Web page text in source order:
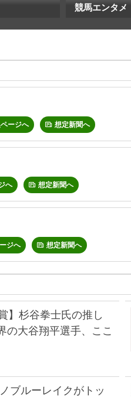
競馬エンタメ
ージへ 想定新聞へ
へ 想定新聞へ
ジへ 想定新聞へ
】杉谷拳士氏の推し
の大谷翔平選手、ここ
ブルーレイクがトッ